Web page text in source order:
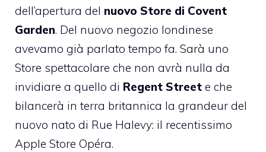
dell’apertura del nuovo Store di Covent
Garden. Del nuovo negozio londinese
avevamo già parlato tempo fa. Sarà uno
Store spettacolare che non avrà nulla da
invidiare a quello di Regent Street e che
bilancerà in terra britannica la grandeur del
nuovo nato di Rue Halevy: il recentissimo
Apple Store Opéra.